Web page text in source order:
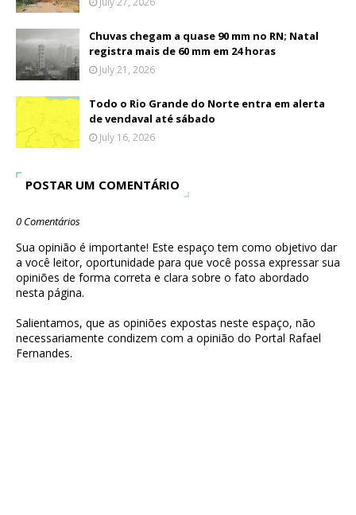
Chuvas chegam a quase 90 mm no RN; Natal
registra mais de 60 mm em 24 horas
July 21, 2026
Todo o Rio Grande do Norte entra em alerta
de vendaval até sábado
July 16, 2026
POSTAR UM COMENTÁRIO
0 Comentários
Sua opinião é importante! Este espaço tem como objetivo dar
a você leitor, oportunidade para que você possa expressar sua
opiniões de forma correta e clara sobre o fato abordado
nesta página.
Salientamos, que as opiniões expostas neste espaço, não
necessariamente condizem com a opinião do Portal Rafael
Fernandes.